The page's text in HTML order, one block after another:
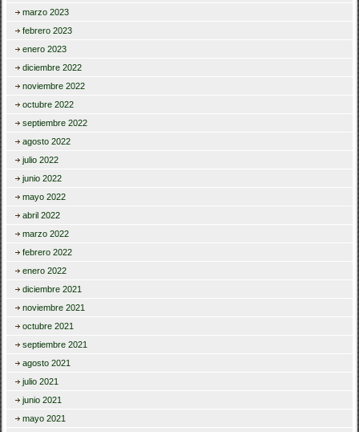
marzo 2023
febrero 2023
enero 2023
diciembre 2022
noviembre 2022
octubre 2022
septiembre 2022
agosto 2022
julio 2022
junio 2022
mayo 2022
abril 2022
marzo 2022
febrero 2022
enero 2022
diciembre 2021
noviembre 2021
octubre 2021
septiembre 2021
agosto 2021
julio 2021
junio 2021
mayo 2021